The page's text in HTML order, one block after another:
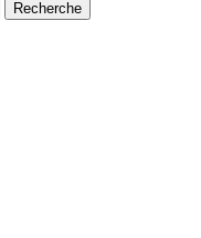
Recherche